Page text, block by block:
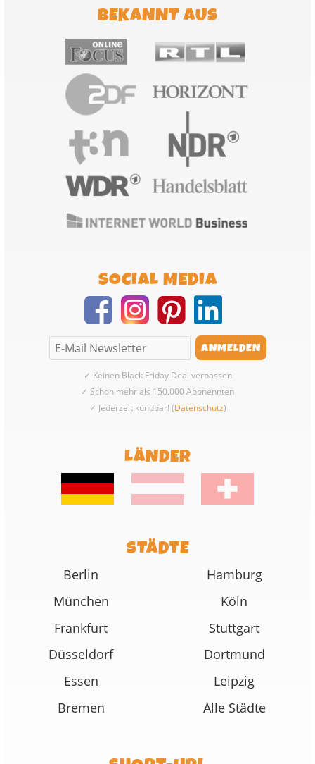
BEKANNT AUS
SOCIAL MEDIA
✓ Keinen Black Friday Deal verpassen
✓ Schon mehr als 150.000 Abonennten
✓ Jederzeit kündbar! (Datenschutz)
LÄNDER
STÄDTE
Berlin
Hamburg
München
Köln
Frankfurt
Stuttgart
Düsseldorf
Dortmund
Essen
Leipzig
Bremen
Alle Städte